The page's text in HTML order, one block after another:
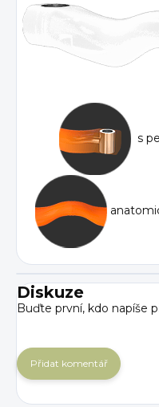
s
Diskuze
Buďte první, kdo napíše
Přidat komentář